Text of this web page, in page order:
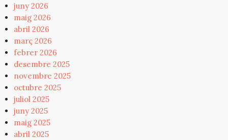
juny 2026
maig 2026
abril 2026
març 2026
febrer 2026
desembre 2025
novembre 2025
octubre 2025
juliol 2025
juny 2025
maig 2025
abril 2025